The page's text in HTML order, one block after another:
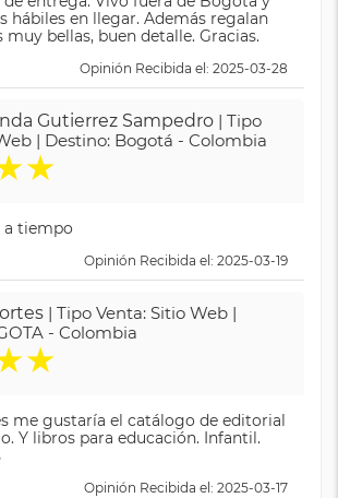
hábiles en llegar. Además regalan
muy bellas, buen detalle. Gracias.
Opinión Recibida el: 2025-03-28
Gutierrez Sampedro | Tipo
| Destino: Bogotá - Colombia
★
a tiempo
Opinión Recibida el: 2025-03-19
| Tipo Venta: Sitio Web |
- Colombia
★
me gustaría el catálogo de editorial
Y libros para educación. Infantil.
Opinión Recibida el: 2025-03-17